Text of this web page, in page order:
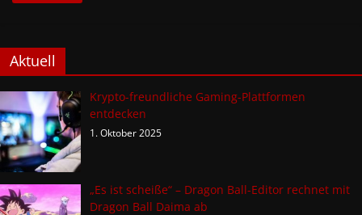
Aktuell
Krypto-freundliche Gaming-Plattformen
entdecken
1. Oktober 2025
„Es ist scheiße“ – Dragon Ball-Editor rechnet mit
Dragon Ball Daima ab